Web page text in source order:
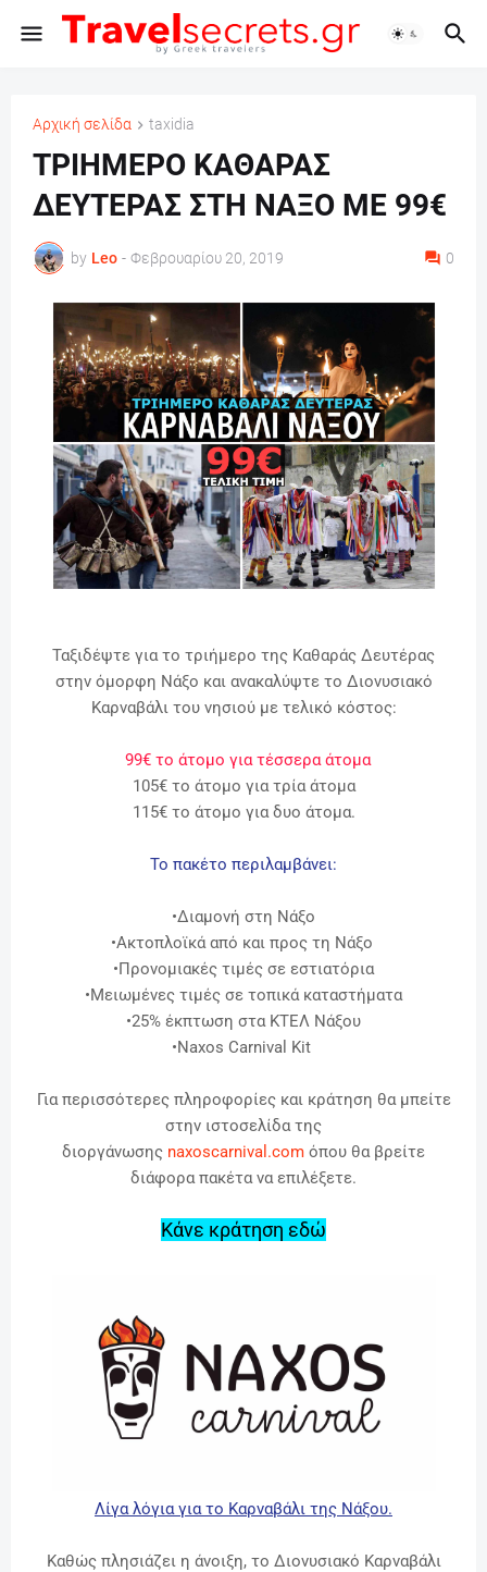
Αρχική σελίδα taxidia
ΤΡΙΗΜΕΡΟ ΚΑΘΑΡΑΣ
ΔΕΥΤΕΡΑΣ ΣΤΗ ΝΑΞΟ ΜΕ 99€
by Leo - Φεβρουαρίου 20, 2019 0
Ταξιδέψτε για το τριήμερο της Καθαράς Δευτέρας
στην όμορφη Νάξο και ανακαλύψτε το Διονυσιακό
Καρναβάλι του νησιούμε τελικό κόστος:
99€ το άτομο για τέσσερα άτομα
105€ το άτομο για τρία άτομα
115€ το άτομο για δυο άτομα.
Το πακέτο περιλαμβάνει:
•Διαμονή στη Νάξο
•Ακτοπλοϊκά από και προς τη Νάξο
•Προνομιακές τιμές σε εστιατόρια
•Μειωμένες τιμές σε τοπικά καταστήματα
•25% έκπτωση στα ΚΤΕΛ Νάξου
•Naxos Carnival Kit
Για περισσότερες πληροφορίες και κράτηση θα μπείτε
στην ιστοσελίδα της
διοργάνωσης naxoscarnival.com όπου θα βρείτε
διάφορα πακέτα να επιλέξετε.
Κάνε κράτηση εδώ
Λίγα λόγια για το Καρναβάλι της Νάξου.
Καθώς πλησιάζει η άνοιξη, το Διονυσιακό Καρναβάλι